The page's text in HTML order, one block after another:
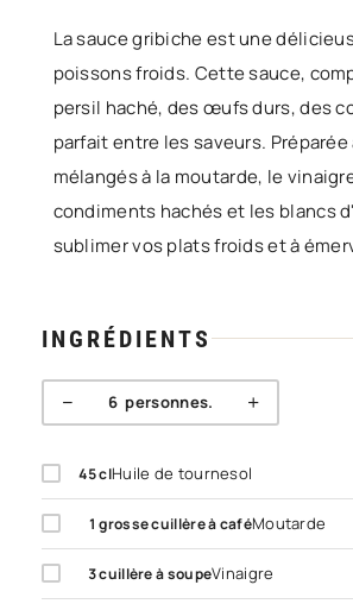
La sauce gribiche est une
poissons froids. Cette sauce,
persil haché, des œufs durs, des
parfait entre les saveurs.
mélangés à la moutarde, le
condiments hachés et les blancs
sublimer vos plats froids et à
INGRÉDIENTS
− 6personnes. +
45clHuile de tournesol
1 grosse cuillère à caféMoutarde
3cuillère à soupeVinaigre